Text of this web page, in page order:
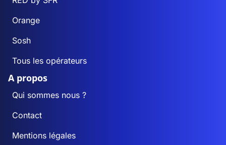
Orange
Sosh
Tous les opérateurs
A propos
Qui sommes nous ?
Contact
Mentions légales